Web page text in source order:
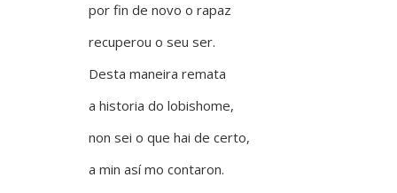
por fin de novo o rapaz
recuperou o seu ser.
Desta maneira remata
a historia do lobishome,
non sei o que hai de certo,
a min así mo contaron.